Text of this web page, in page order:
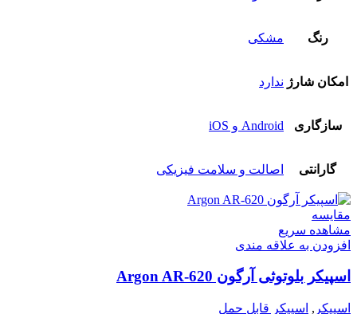
رنگ مشکی
امکان شارژ ندارد
سازگاری Android و iOS
گارانتی اصالت و سلامت فیزیکی
مقایسه
مشاهده سریع
افزودن به علاقه مندی
اسپیکر بلوتوثی آرگون Argon AR-620
اسپیکر , اسپیکر قابل حمل